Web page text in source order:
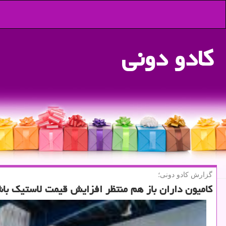
كادو دونی
گزارش كادو دونی؛
کامیون داران باز هم منتظر افزایش قیمت لاستیک